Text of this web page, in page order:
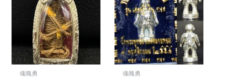
魂魄勇 魂魄勇